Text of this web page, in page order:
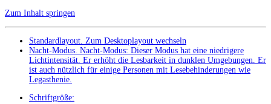
Zum Inhalt springen
Standardlayout. Zum Desktoplayout wechseln
Nacht-Modus. Nacht-Modus: Dieser Modus hat eine niedrigere
Lichtintensität. Er erhöht die Lesbarkeit in dunklen Umgebungen. Er
ist auch nützlich für einige Personen mit Lesebehinderungen wie
Legasthenie.
Schriftgröße: